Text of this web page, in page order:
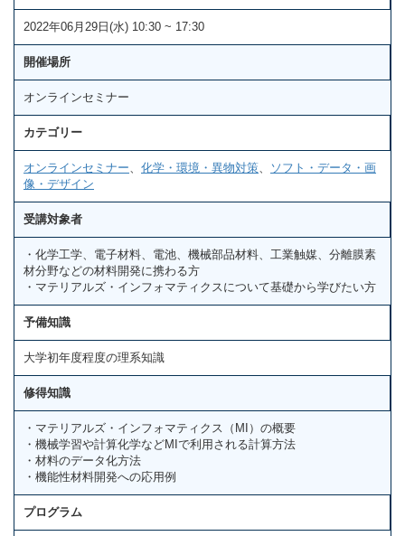
2022年06月29日(水) 10:30 ~ 17:30
開催場所
オンラインセミナー
カテゴリー
オンラインセミナー、 化学・環境・異物対策、
ソフト・データ・画
像・デザイン
受講対象者
・化学工学、電子材料、電池、機械部品材料、工業触媒、分離膜素
材分野などの材料開発に携わる方
・マテリアルズ・インフォマティクスについて基礎から学びたい方
予備知識
大学初年度程度の理系知識
修得知識
・マテリアルズ・インフォマティクス（MI）の概要
・機械学習や計算化学などMIで利用される計算方法
・材料のデータ化方法
・機能性材料開発への応用例
プログラム